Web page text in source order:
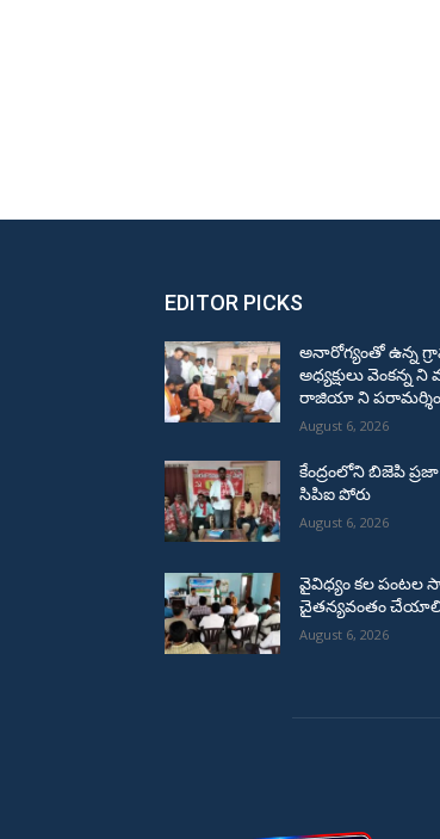
EDITOR PICKS
అనారోగ్యంతో ఉన్న
అధ్యక్షులు వెంకన్న
రాజియా ని
August 6, 2026
కేంద్రంలోని బిజెపి
సిపిఐ పోరు
August 6, 2026
వైవిధ్యం కల పంటల
చైతన్యవంతం
August 6, 2026